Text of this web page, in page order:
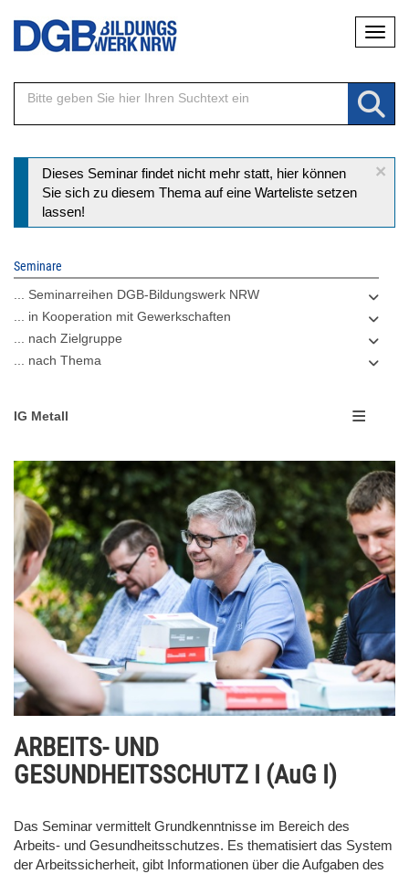
Direkt
Inhalt
×
Statusmeldung
Dieses Seminar findet nicht mehr statt, hier können
Sie sich zu diesem Thema auf eine Warteliste setzen
lassen!
Seminare
... Seminarreihen DGB-Bildungswerk NRW
... in Kooperation mit Gewerkschaften
... nach Zielgruppe
... nach Thema
IG Metall
ARBEITS- UND
GESUNDHEITSSCHUTZ I (AuG I)
Das Seminar vermittelt Grundkenntnisse im Bereich des
Arbeits- und Gesundheitsschutzes. Es thematisiert das System
der Arbeitssicherheit, gibt Informationen über die Aufgaben des